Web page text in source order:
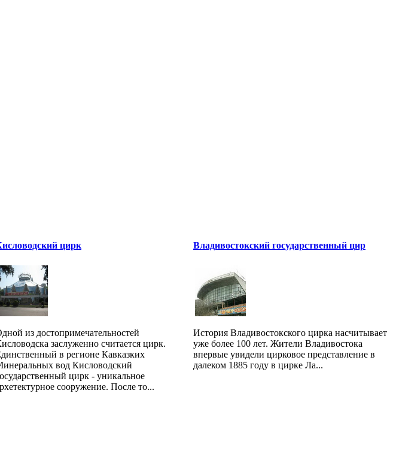
цирк
из достопримечательностей
заслуженно считается цирк.
в регионе Кавказких
вод Кисловодский
цирк - уникальное
сооружение. После то...
Владивостокский государственный цир
История Владивостокского цирка насчитывает
уже более 100 лет. Жители Владивостока
впервые увидели цирковое представление в
далеком 1885 году в цирке Ла...